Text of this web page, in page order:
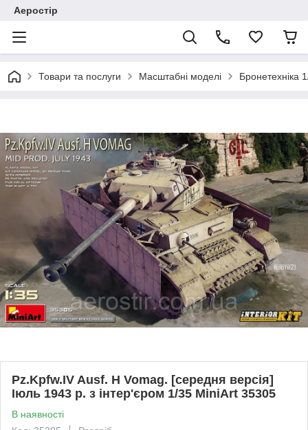
Аеростір
Товари та послуги Масштабні моделі Бронетехніка
Pz.Kpfw.IV Ausf. H Vomag. [середня версія]
Іюль 1943 р. з інтер'єром 1/35 MiniArt 35305
В наявності